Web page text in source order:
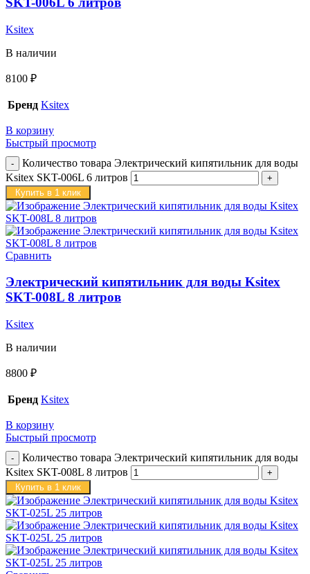
Ksitex
В наличии
8100 ₽
Бренд Ksitex
В корзину
Быстрый просмотр
Количество товара Электрический кипятильник для воды
Ksitex SKT-006L 6 литров
Купить в 1 клик
Сравнить
Электрический кипятильник для воды Ksitex
SKT-008L 8 литров
Ksitex
В наличии
8800 ₽
Бренд Ksitex
В корзину
Быстрый просмотр
Количество товара Электрический кипятильник для воды
Ksitex SKT-008L 8 литров
Купить в 1 клик